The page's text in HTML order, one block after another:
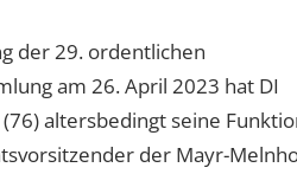
der 29. ordentlichen
am 26. April 2023 hat DI
altersbedingt seine
der Mayr-